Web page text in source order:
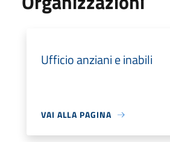
Ufficio anziani e inabili
VAI ALLA PAGINA